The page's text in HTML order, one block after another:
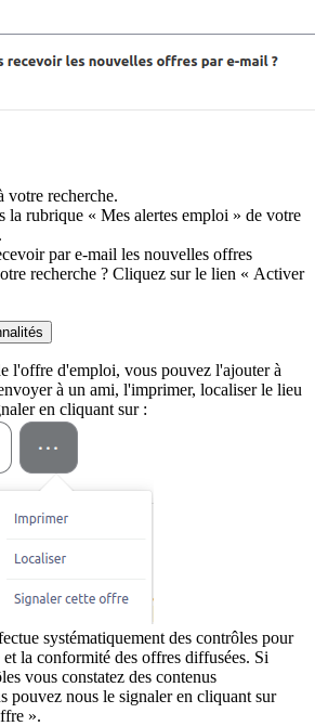
votre recherche.
la rubrique « Mes alertes emploi » de votre
par e-mail les nouvelles offres
recherche ? Cliquez sur le lien « Activer
l'offre d'emploi, vous pouvez l'ajouter à
à un ami, l'imprimer, localiser le lieu
en cliquant sur :
systématiquement des contrôles pour
la conformité des offres diffusées. Si
vous constatez des contenus
pouvez nous le signaler en cliquant sur
».